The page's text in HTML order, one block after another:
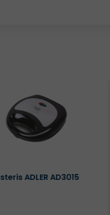
Tosteris ADLER AD301